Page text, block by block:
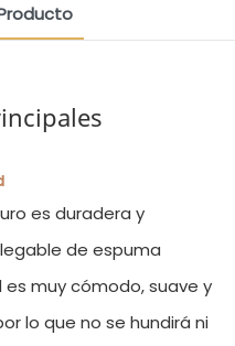
es duradera y
de espuma
muy cómodo, suave y
lo que no se hundirá ni